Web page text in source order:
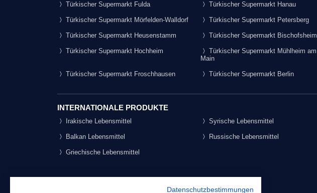
Türkischer Supermarkt Fulda Türkischer Supermarkt Hanau
Türkischer Supermarkt Mörfelden-Walldorf Türkischer Supermarkt Petersberg
Türkischer Supermarkt Heusenstamm Türkischer Supermarkt Bischofsheim
Türkischer Supermarkt Hochheim
Türkischer Supermarkt Mühlheim am
Main
Türkischer Supermarkt Froschhausen Türkischer Supermarkt Berlin
INTERNATIONALE PRODUKTE
Irakische Lebensmittel Syrische Lebensmittel
Balkan Lebensmittel Russische Lebensmittel
Griechische Lebensmittel
Datenschutzbestimmungen